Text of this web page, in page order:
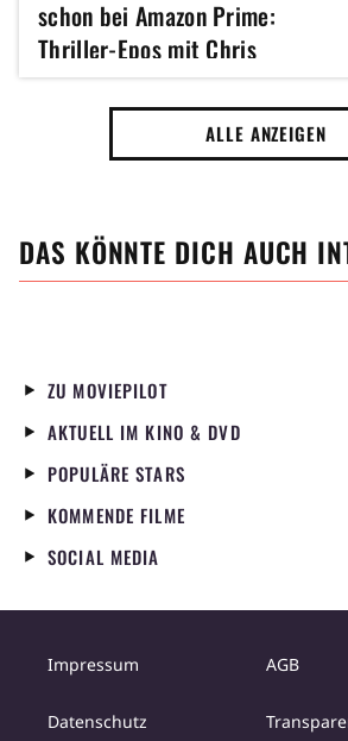
schon bei Amazon Prime:
Thriller-Epos mit Chris
Hemsworth fesselt 140
Minuten lang
ALLE ANZEIGEN
DAS KÖNNTE DICH AUCH
ZU MOVIEPILOT
AKTUELL IM KINO & DVD
POPULÄRE STARS
KOMMENDE FILME
SOCIAL MEDIA
Impressum AGB
Datenschutz